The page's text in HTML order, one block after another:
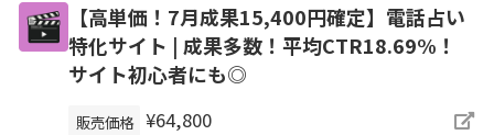
【高単価！7月成果15,400円確定】電話占い
特化サイト | 成果多数！平均CTR18.69%！
サイト初心者にも◎
販売価格 ¥64,800